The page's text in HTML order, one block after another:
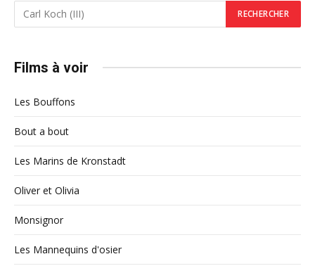
Films à voir
Les Bouffons
Bout a bout
Les Marins de Kronstadt
Oliver et Olivia
Monsignor
Les Mannequins d'osier